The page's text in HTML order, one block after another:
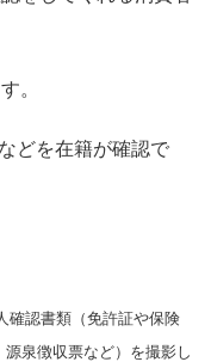
。
どを在籍が確認で
確認書類（免許証や保険
泉徴収票など）を撮影し